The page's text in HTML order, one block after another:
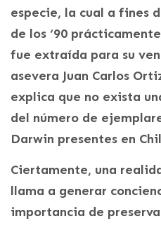
especie, la cual a fines
de los ‘90
fue extraída para su
asevera Juan Carlos
explica que no exista
del número de
Darwin presentes en
Ciertamente, una
llama a generar
importancia de